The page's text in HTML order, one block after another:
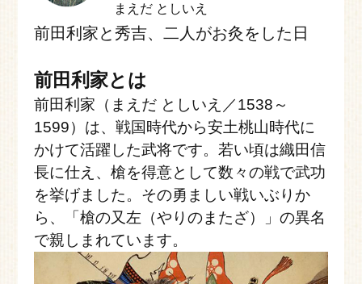
まえだ としいえ
前田利家と秀吉、二人がお灸をした日
前田利家とは
前田利家（まえだ としいえ／1538～
1599）は、戦国時代から安土桃山時代に
かけて活躍した武将です。若い頃は織田信
長に仕え、槍を得意として数々の戦で武功
を挙げました。その勇ましい戦いぶりか
ら、「槍の又左（やりのまたざ）」の異名
で親しまれています。